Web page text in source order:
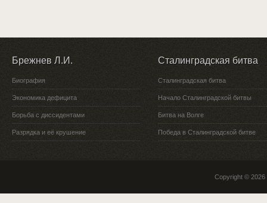
Брежнев Л.И.
Биография
Экономика дефицита
Борьба с диссидентами
Разрядка и её крушение
Сталинградская битва
Сталинградская битва
Начало Сталинградской битвы
Битва на Волге
Победа в Сталинградской битве
Copyright © 2026